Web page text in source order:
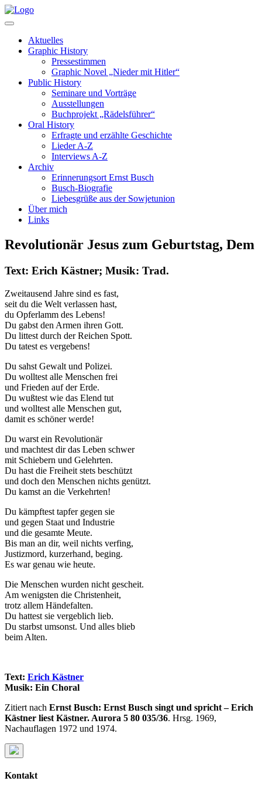
Aktuelles
Graphic History
Pressestimmen
Graphic Novel „Nieder mit Hitler“
Public History
Seminare und Vorträge
Ausstellungen
Buchprojekt „Rädelsführer“
Oral History
Erfragte und erzählte Geschichte
Lieder A-Z
Interviews A-Z
Archiv
Erinnerungsort Ernst Busch
Busch-Biografie
Liebesgrüße aus der Sowjetunion
Über mich
Links
Revolutionär Jesus zum Geburtstag, Dem
Text: Erich Kästner; Musik: Trad.
Zweitausend Jahre sind es fast,
seit du die Welt verlassen hast,
du Opferlamm des Lebens!
Du gabst den Armen ihren Gott.
Du littest durch der Reichen Spott.
Du tatest es vergebens!
Du sahst Gewalt und Polizei.
Du wolltest alle Menschen frei
und Frieden auf der Erde.
Du wußtest wie das Elend tut
und wolltest alle Menschen gut,
damit es schöner werde!
Du warst ein Revolutionär
und machtest dir das Leben schwer
mit Schiebern und Gelehrten.
Du hast die Freiheit stets beschützt
und doch den Menschen nichts genützt.
Du kamst an die Verkehrten!
Du kämpftest tapfer gegen sie
und gegen Staat und Industrie
und die gesamte Meute.
Bis man an dir, weil nichts verfing,
Justizmord, kurzerhand, beging.
Es war genau wie heute.
Die Menschen wurden nicht gescheit.
Am wenigsten die Christenheit,
trotz allem Händefalten.
Du hattest sie vergeblich lieb.
Du starbst umsonst. Und alles blieb
beim Alten.
Text: Erich Kästner
Musik: Ein Choral
Zitiert nach Ernst Busch: Ernst Busch singt und spricht – Erich
Kästner liest Kästner. Aurora 5 80 035/36. Hrsg. 1969,
Nachauflagen 1972 und 1974.
Kontakt